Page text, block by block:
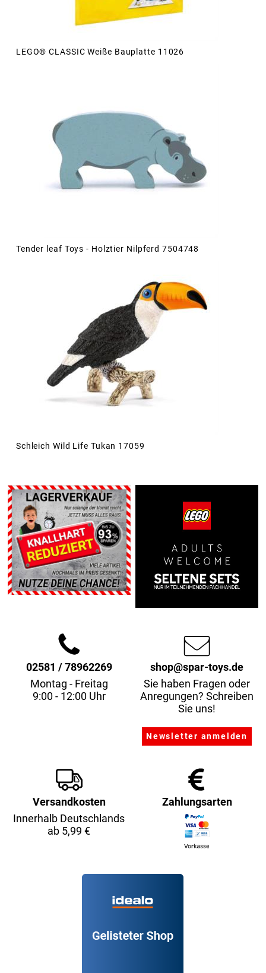
LEGO® CLASSIC Weiße Bauplatte 11026
Tender leaf Toys - Holztier Nilpferd 7504748
Schleich Wild Life Tukan 17059
02581 / 78962269
Montag - Freitag
9:00 - 12:00 Uhr
shop@spar-toys.de
Sie haben Fragen oder
Anregungen? Schreiben
Sie uns!
Versandkosten
Innerhalb Deutschlands
ab 5,99 €
Zahlungsarten